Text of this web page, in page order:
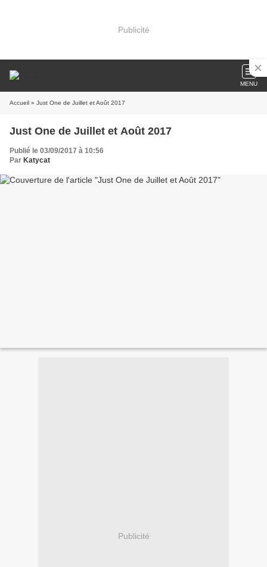
Publicité
MENU
Accueil » Just One de Juillet et Août 2017
Just One de Juillet et Août 2017
Publié le 03/09/2017 à 10:56
Par Katycat
Publicité